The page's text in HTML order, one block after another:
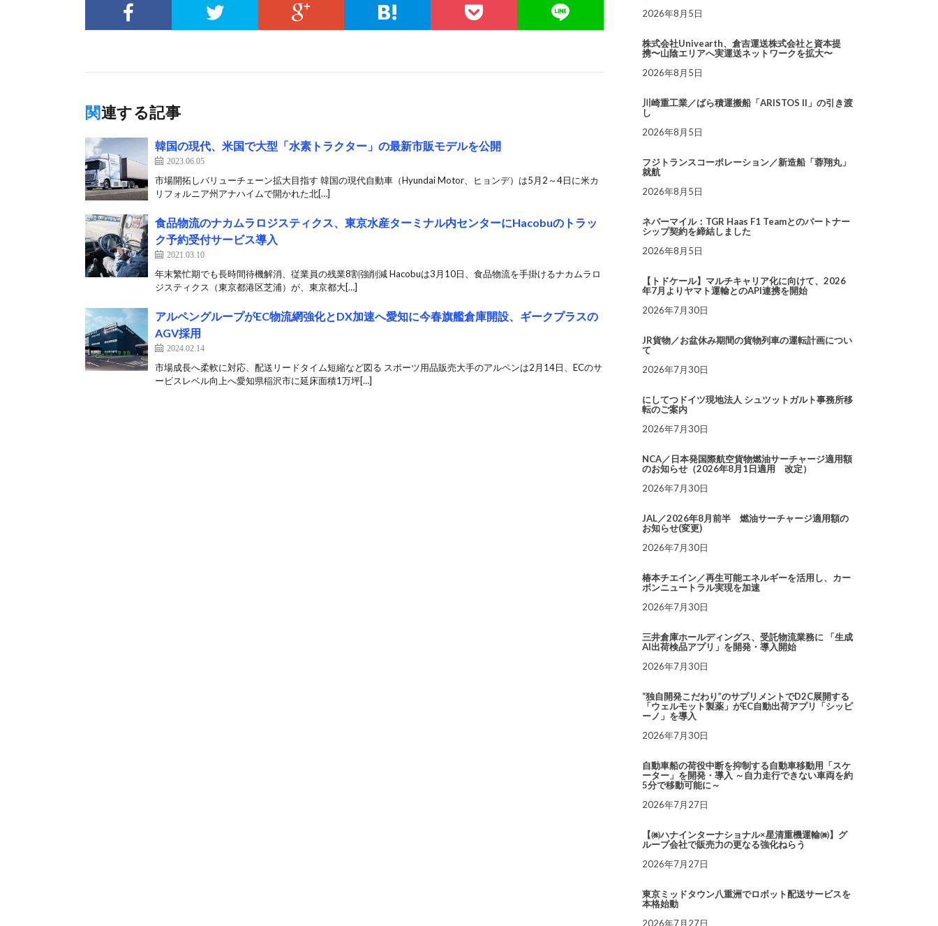
関連する記事
韓国の現代、米国で大型「水素トラクター」の最新市販モデルを公開
2023.06.05
市場開拓しバリューチェーン拡大目指す 韓国の現代自動車（Hyundai Motor、ヒョンデ）は5月2～4日に米カ
リフォルニア州アナハイムで開かれた北[…]
食品物流のナカムラロジスティクス、東京水産ターミナル内センターにHacobuのトラッ
ク予約受付サービス導入
2021.03.10
年末繁忙期でも長時間待機解消、従業員の残業8割強削減 Hacobuは3月10日、食品物流を手掛けるナカムラロ
ジスティクス（東京都港区芝浦）が、東京都大[…]
アルペングループがEC物流網強化とDX加速へ愛知に今春旗艦倉庫開設、ギークプラスの
AGV採用
2024.02.14
市場成長へ柔軟に対応、配送リードタイム短縮など図る スポーツ用品販売大手のアルペンは2月14日、ECのサ
ービスレベル向上へ愛知県稲沢市に延床面積1万坪[…]
2026年8月5日
株式会社Univearth、倉吉運送株式会社と資本提
携〜山陰エリアへ実運送ネットワークを拡大〜
2026年8月5日
川崎重工業／ばら積運搬船「ARISTOS II」の引き渡
し
2026年8月5日
フジトランスコーポレーション／新造船「蓉翔丸」
就航
2026年8月5日
ネバーマイル：TGR Haas F1 Teamとのパートナー
シップ契約を締結しました
2026年8月5日
【トドケール】マルチキャリア化に向けて、2026
年7月よりヤマト運輸とのAPI連携を開始
2026年7月30日
JR貨物／お盆休み期間の貨物列車の運転計画につい
て
2026年7月30日
にしてつドイツ現地法人 シュツットガルト事務所移
転のご案内
2026年7月30日
NCA／日本発国際航空貨物燃油サーチャージ適用額
のお知らせ（2026年8月1日適用 改定）
2026年7月30日
JAL／2026年8月前半 燃油サーチャージ適用額の
お知らせ(変更)
2026年7月30日
椿本チエイン／再生可能エネルギーを活用し、カー
ボンニュートラル実現を加速
2026年7月30日
三井倉庫ホールディングス、受託物流業務に 「生成
AI出荷検品アプリ」を開発・導入開始
2026年7月30日
“独自開発こだわり”のサプリメントでD2C展開する
「ウェルモット製薬」がEC自動出荷アプリ「シッピ
ーノ」を導入
2026年7月30日
自動車船の荷役中断を抑制する自動車移動用「スケ
ーター」を開発・導入 ～自力走行できない車両を約
5分で移動可能に～
2026年7月27日
【㈱ハナインターナショナル×星清重機運輸㈱】グ
ループ会社で販売力の更なる強化ねらう
2026年7月27日
東京ミッドタウン八重洲でロボット配送サービスを
本格始動
2026年7月27日